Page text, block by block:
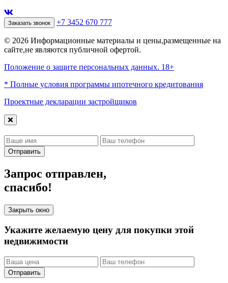
Заказать звонок +7 3452 670 777
© 2026 Информационные материалы и цены,размещенные на
сайте,не являются публичной офертой.
Положение о защите персональных данных. 18+
* Полные условия программы ипотечного кредитования
Проектные декларации застройщиков
Отправить
Запрос отправлен,
спасибо!
Закрыть окно
Укажите желаемую цену для покупки этой
недвижимости
Отправить